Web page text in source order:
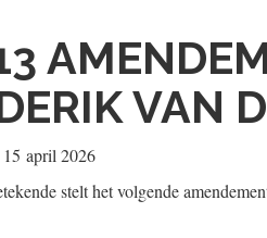
VAN
15 april 2026
stelt het volgende